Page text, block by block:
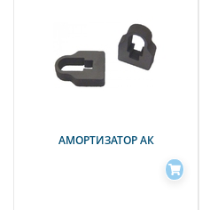
АМОРТИЗАТОР АК